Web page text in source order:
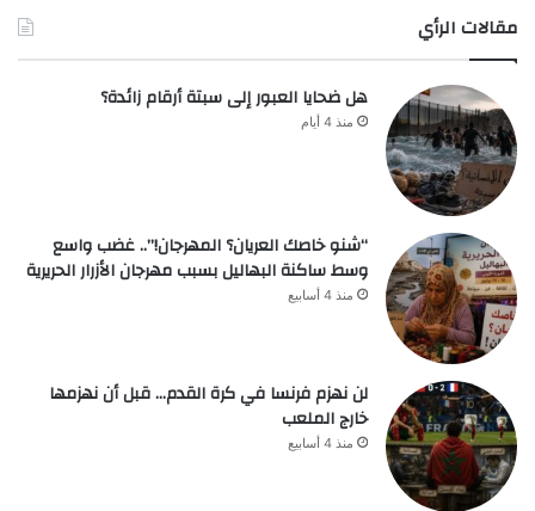
مقالات الرأي
هل ضحايا العبور إلى سبتة أرقام زائدة؟
منذ 4 أيام
“شنو خاصك العريان؟ المهرجان!”.. غضب واسع
وسط ساكنة البهاليل بسبب مهرجان الأزرار الحريرية
منذ 4 أسابيع
لن نهزم فرنسا في كرة القدم… قبل أن نهزمها
خارج الملعب
منذ 4 أسابيع